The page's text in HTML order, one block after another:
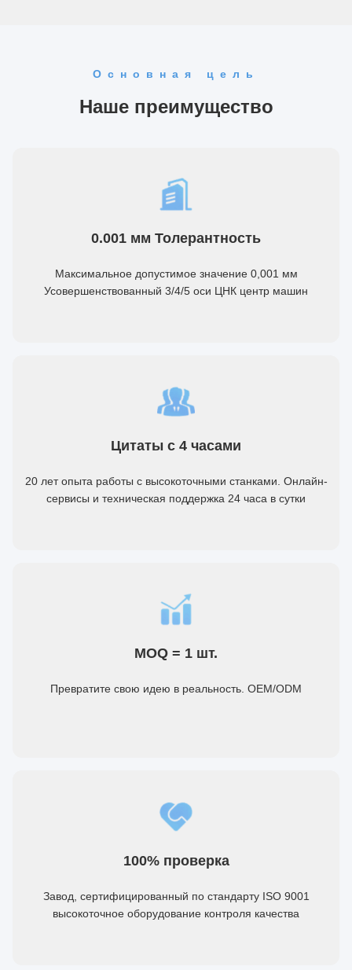
Основная цель
Наше преимущество
0.001 мм Толерантность
Максимальное допустимое значение 0,001 мм
Усовершенствованный 3/4/5 оси ЦНК центр машин
Цитаты с 4 часами
20 лет опыта работы с высокоточными станками. Онлайн-
сервисы и техническая поддержка 24 часа в сутки
MOQ = 1 шт.
Превратите свою идею в реальность. OEM/ODM
100% проверка
Завод, сертифицированный по стандарту ISO 9001
высокоточное оборудование контроля качества